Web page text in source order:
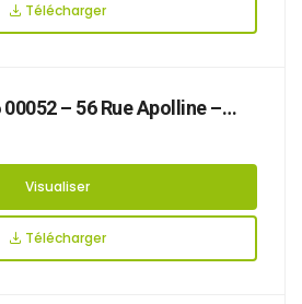
Télécharger
00052 – 56 Rue Apolline –
Photovoltaïques
Visualiser
Télécharger